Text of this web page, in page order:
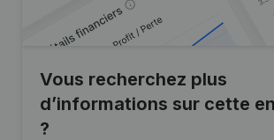
Vous recherchez plus
d’informations sur cette
?